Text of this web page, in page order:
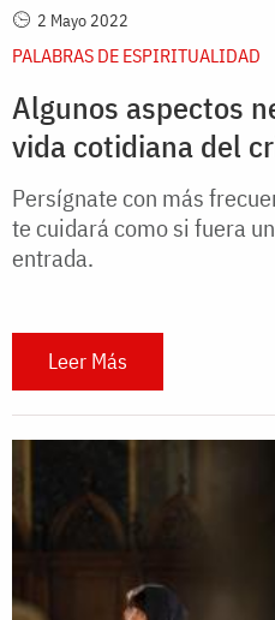
2 Mayo 2022
PALABRAS DE ESPIRITUALIDAD
Algunos aspectos
vida cotidiana del
Persígnate con más
te cuidará como si fuera
entrada.
Leer Más